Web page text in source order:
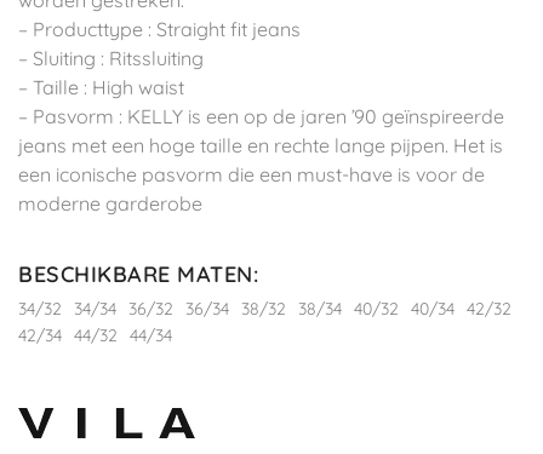
– Producttype : Straight fit jeans
– Sluiting : Ritssluiting
– Taille : High waist
– Pasvorm : KELLY is een op de jaren ’90 geïnspireerde
jeans met een hoge taille en rechte lange pijpen. Het is
een iconische pasvorm die een must-have is voor de
moderne garderobe
BESCHIKBARE MATEN:
34/32 34/34 36/32 36/34 38/32 38/34 40/32 40/34 42/32
42/34 44/32 44/34